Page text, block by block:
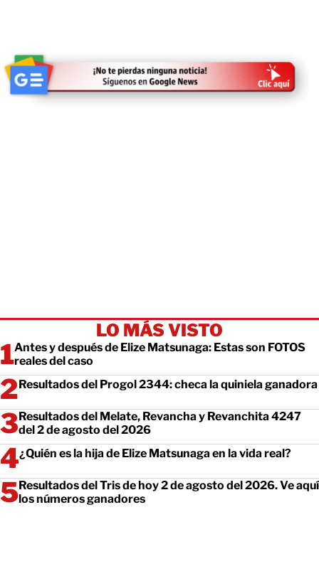
LO MÁS VISTO
Antes y después de Elize Matsunaga: Estas son FOTOS
reales del caso
Resultados del Progol 2344: checa la quiniela ganadora
Resultados del Melate, Revancha y Revanchita 4247
del 2 de agosto del 2026
¿Quién es la hija de Elize Matsunaga en la vida real?
Resultados del Tris de hoy 2 de agosto del 2026. Ve aquí
los números ganadores